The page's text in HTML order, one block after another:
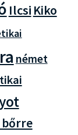
Ilcsi Kiko
német
bőrre